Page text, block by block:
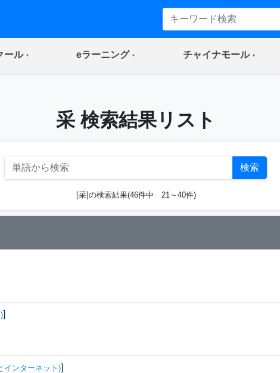
ール(current) eラーニング(current) チャイナモール(current)
采 検索結果リスト
検索
[采]の検索結果(46件中 21～40件)
]
インターネット)]